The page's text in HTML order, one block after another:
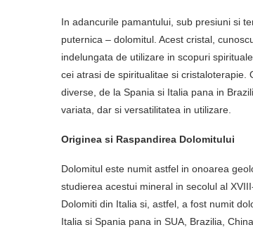
In adancurile pamantului, sub presiuni si
puternica – dolomitul. Acest cristal,
indelungata de utilizare in scopuri
cei atrasi de spiritualitae si cristaloterapie.
diverse, de la Spania si Italia pana in
variata, dar si versatilitatea in utilizare.
Originea si Raspandirea Dolomitului
Dolomitul este numit astfel in onoarea
studierea acestui mineral in secolul al
Dolomiti din Italia si, astfel, a fost numit
Italia si Spania pana in SUA, Brazilia,